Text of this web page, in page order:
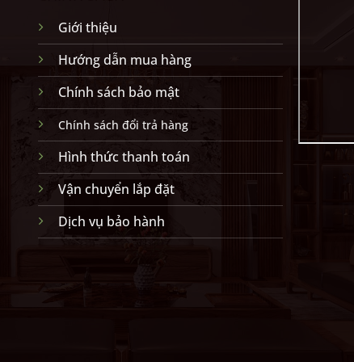
Giới thiệu
Hướng dẫn mua hàng
Chính sách bảo mật
Chính sách đổi trả hàng
Hình thức thanh toán
Vận chuyển lắp đặt
Dịch vụ bảo hành